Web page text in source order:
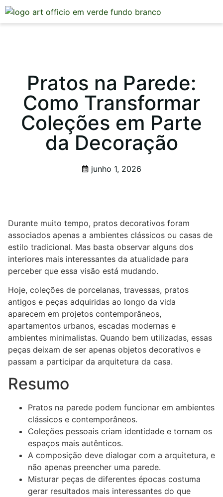
Pratos na Parede:
Como Transformar
Coleções em Parte
da Decoração
junho 1, 2026
Durante muito tempo, pratos decorativos foram
associados apenas a ambientes clássicos ou casas de
estilo tradicional. Mas basta observar alguns dos
interiores mais interessantes da atualidade para
perceber que essa visão está mudando.
Hoje, coleções de porcelanas, travessas, pratos
antigos e peças adquiridas ao longo da vida
aparecem em projetos contemporâneos,
apartamentos urbanos, escadas modernas e
ambientes minimalistas. Quando bem utilizadas, essas
peças deixam de ser apenas objetos decorativos e
passam a participar da arquitetura da casa.
Resumo
Pratos na parede podem funcionar em ambientes
clássicos e contemporâneos.
Coleções pessoais criam identidade e tornam os
espaços mais autênticos.
A composição deve dialogar com a arquitetura, e
não apenas preencher uma parede.
Misturar peças de diferentes épocas costuma
gerar resultados mais interessantes do que